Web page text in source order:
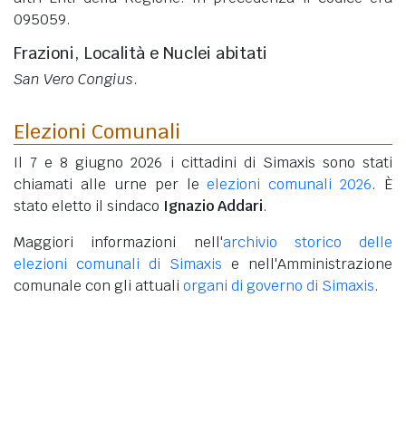
095059.
Frazioni, Località e Nuclei abitati
San Vero Congius.
Elezioni Comunali
Il 7 e 8 giugno 2026 i cittadini di Simaxis sono stati
chiamati alle urne per leelezioni comunali 2026. È
stato eletto il sindaco Ignazio Addari.
Maggiori informazioni nell'archivio storico delle
elezioni comunali di Simaxis e nell'Amministrazione
comunale con gli attuali organi di governo di Simaxis.